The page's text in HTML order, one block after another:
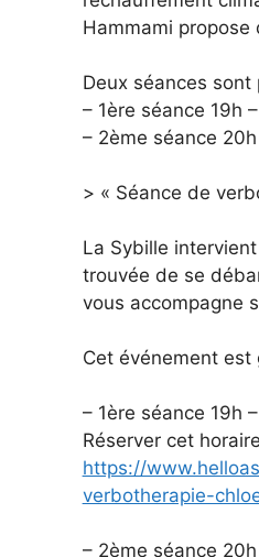
Hammami
Deux séances
– 1ère séance 19h
– 2ème séance
> « Séance de
La Sybille
trouvée de se
vous accompagne
Cet événement
– 1ère séance 19h
Réserver cet
https://
verbotherapie-
– 2ème séance